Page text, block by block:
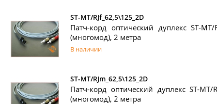
ST-MT/RJf_62,5\125_2D
Патч-корд оптический дуплекс ST-
(многомод), 2 метра
В наличии
ST-MT/RJm_62,5\125_2D
Патч-корд оптический дуплекс ST-MT/
(многомод), 2 метра